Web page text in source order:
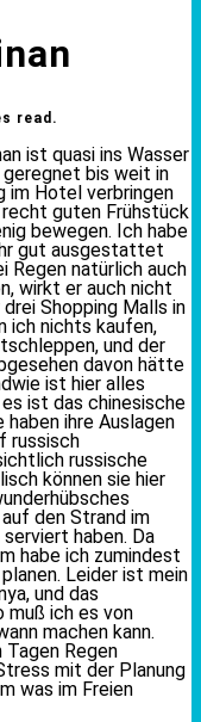
read.
ist quasi ins Wasser
bis weit in
im Hotel verbringen
guten Frühstück
bewegen. Ich habe
gut ausgestattet
Regen natürlich auch
wirkt er auch nicht
Shopping Malls in
ich nichts kaufen,
und der
davon hätte
ist hier alles
ist das chinesische
ihre Auslagen
russisch
russische
können sie hier
den Strand im
haben. Da
habe ich zumindest
Leider ist mein
und das
muß ich es von
machen kann.
Tagen Regen
mit der Planung
was im Freien